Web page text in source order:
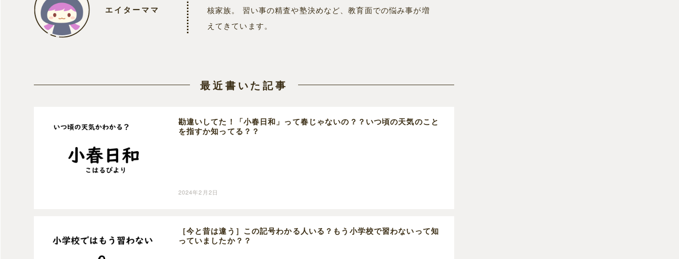
エイターママ
核家族。 習い事の精査や塾決めなど、教育面での悩み事が増
えてきています。
最近書いた記事
勘違いしてた！「小春日和」って春じゃないの？？いつ頃の天気のこと
を指すか知ってる？？
2024年2月2日
［今と昔は違う］この記号わかる人いる？もう小学校で習わないって知
っていましたか？？